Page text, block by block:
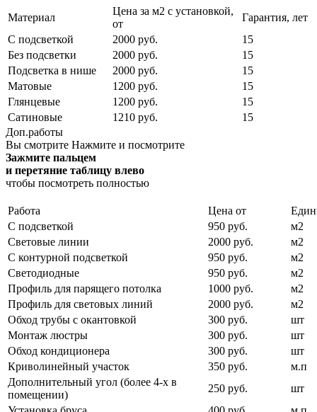
Материал
Цена за м2 с установкой,
от
Гарантия, лет
С подсветкой
2000 руб.
15
Без подсветки
2000 руб.
15
Подсветка в нише
2000 руб.
15
Матовые
1200 руб.
15
Глянцевые
1200 руб.
15
Сатиновые
1210 руб.
15
Доп.работы
Вы смотрите Нажмите и посмотрите
Зажмите пальцем
и перетяние таблицу влево
чтобы посмотреть полностью
Работа Цена от
С подсветкой
950 руб.
м2
Световые линии
2000 руб.
м2
С контурной подсветкой
950 руб.
м2
Светодиодные
950 руб.
м2
Профиль для парящего потолка
1000 руб.
м2
Профиль для световых линий
2000 руб.
м2
Обход трубы с окантовкой
300 руб.
шт
Монтаж люстры
300 руб.
шт
Обход кондиционера
300 руб.
шт
Криволинейный участок
350 руб.
м.п
Дополнительный угол (более 4-х в
помещении)
250 руб.
шт